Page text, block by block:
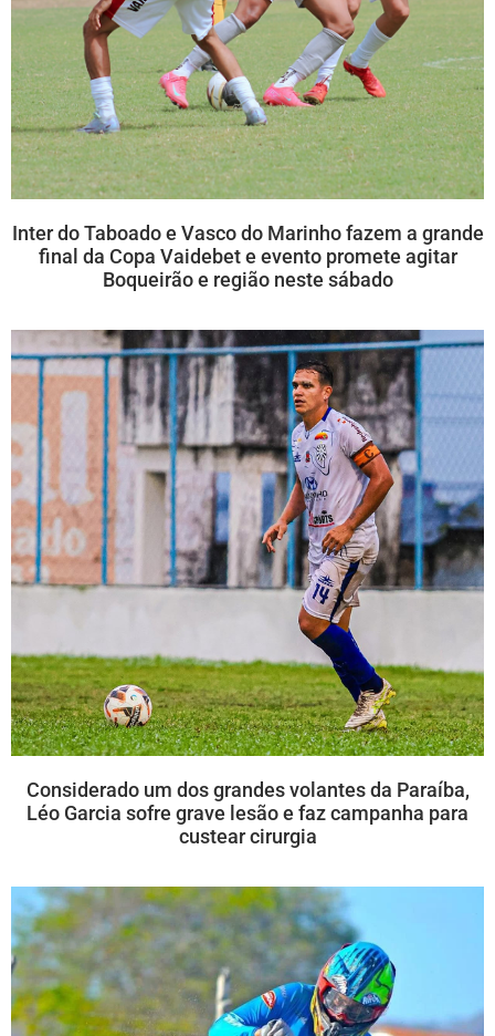
Inter do Taboado e Vasco do Marinho fazem a grande
final da Copa Vaidebet e evento promete agitar
Boqueirão e região neste sábado
Considerado um dos grandes volantes da Paraíba,
Léo Garcia sofre grave lesão e faz campanha para
custear cirurgia